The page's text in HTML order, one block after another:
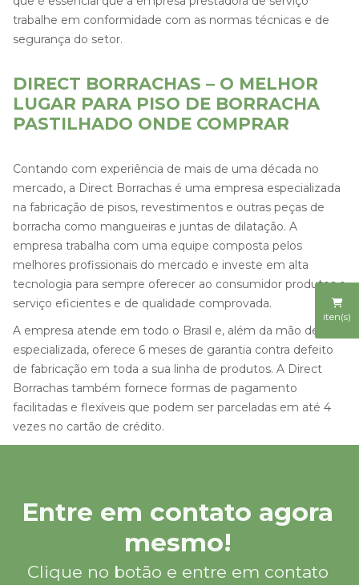
iten(s)
trabalhe em conformidade com as normas técnicas e de
segurança do setor.
DIRECT BORRACHAS – O MELHOR
LUGAR PARA PISO DE BORRACHA
PASTILHADO ONDE COMPRAR
Contando com experiência de mais de uma década no
mercado, a Direct Borrachas é uma empresa especializada
na fabricação de pisos, revestimentos e outras peças de
borracha como mangueiras e juntas de dilatação. A
empresa trabalha com uma equipe composta pelos
melhores profissionais do mercado e investe em alta
tecnologia para sempre oferecer ao consumidor produtos e
serviço eficientes e de qualidade comprovada.
A empresa atende em todo o Brasil e, além da mão de obra
especializada, oferece 6 meses de garantia contra defeito
de fabricação em toda a sua linha de produtos. A Direct
Borrachas também fornece formas de pagamento
facilitadas e flexíveis que podem ser parceladas em até 4
vezes no cartão de crédito.
Entre em contato agora
mesmo!
Clique no botão e entre em contato